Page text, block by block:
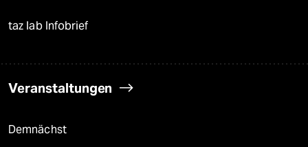
taz lab Infobrief
Veranstaltungen
Demnächst